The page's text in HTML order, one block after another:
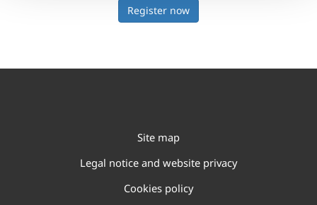
Register now
Site map
Legal notice and website privacy
Cookies policy